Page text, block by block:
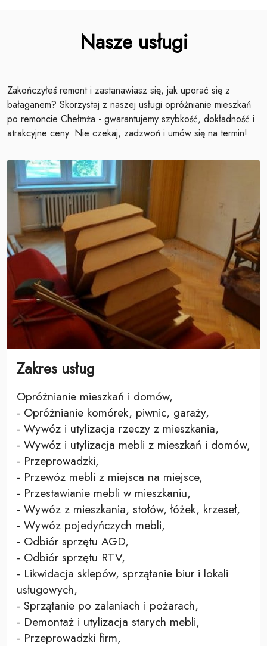
Nasze usługi
Zakończyłeś remont i zastanawiasz się, jak uporać się z
bałaganem? Skorzystaj z naszej usługi opróżnianie mieszkań
po remoncie Chełmża - gwarantujemy szybkość, dokładność i
atrakcyjne ceny. Nie czekaj, zadzwoń i umów się na termin!
Zakres usług
Opróżnianie mieszkań i domów,
- Opróżnianie komórek, piwnic, garaży,
- Wywóz i utylizacja rzeczy z mieszkania,
- Wywóz i utylizacja mebli z mieszkań i domów,
- Przeprowadzki,
- Przewóz mebli z miejsca na miejsce,
- Przestawianie mebli w mieszkaniu,
- Wywóz z mieszkania, stołów, łóżek, krzeseł,
- Wywóz pojedyńczych mebli,
- Odbiór sprzętu AGD,
- Odbiór sprzętu RTV,
- Likwidacja sklepów, sprzątanie biur i lokali
usługowych,
- Sprzątanie po zalaniach i pożarach,
- Demontaż i utylizacja starych mebli,
- Przeprowadzki firm,